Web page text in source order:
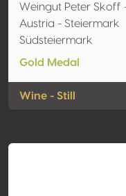
Weingut Peter Skoff
Austria - Steiermark
Südsteiermark
Gold Medal
Wine - Still